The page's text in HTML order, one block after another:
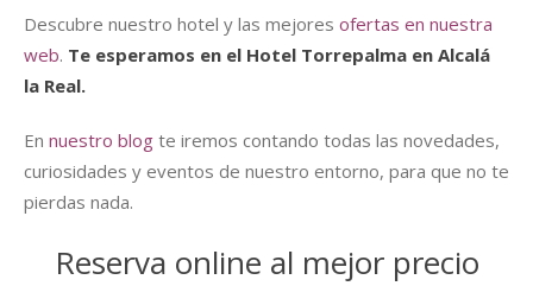
Descubre nuestro hotel y las mejores ofertas en nuestra
web. Te esperamos en el Hotel Torrepalma en Alcalá
la Real.
En nuestro blog te iremos contando todas las novedades,
curiosidades y eventos de nuestro entorno, para que no te
pierdas nada.
Reserva online al mejor precio